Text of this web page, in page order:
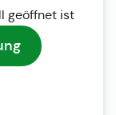
geöffnet ist